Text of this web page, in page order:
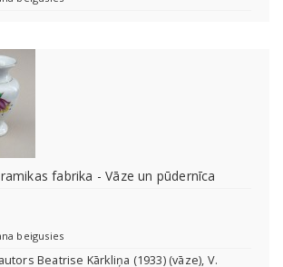
fabrika - Vāze un pūdernīca
beigusies
Beatrise Kārkliņa (1933) (vāze), V.